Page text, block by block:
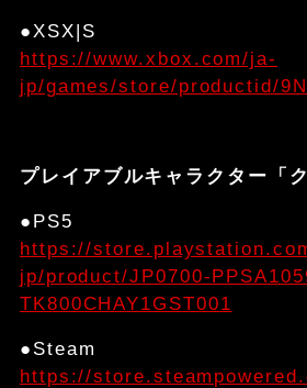
●XSX|S
https://www.xbox.com/ja-
jp/games/store/productid/
プレイアブルキャラクター「
●PS5
https://
jp/product/JP0700-
TK800CHAY1GST001
●Steam
https://